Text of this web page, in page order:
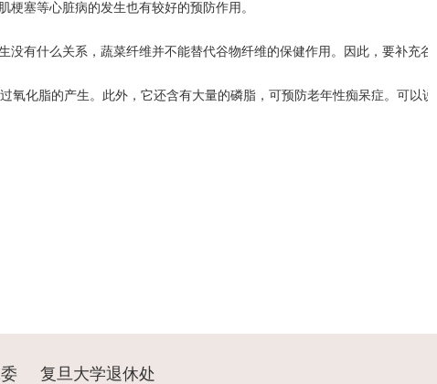
塞等心脏病的发生也有较好的预防作用。
什么关系，蔬菜纤维并不能替代谷物纤维的保健作用。因此，要补充
脂的产生。此外，它还含有大量的磷脂，可预防老年性痴呆症。可以
复旦大学退休处